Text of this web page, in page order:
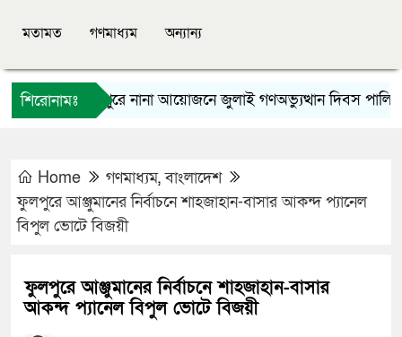
মতামত গণমাধ্যম অন্যান্য
শিরোনামঃফুলপুরে নানা আয়োজনে জুলাই গণঅভ্যুত্থান দিবস পালিত
Home গণমাধ্যম,বাংলাদেশ
ফুলপুরে আঞ্জুমানের নির্বাচনে শাহজাহান-বাসার আকন্দ প্যানেল
বিপুল ভোটে বিজয়ী
ফুলপুরে আঞ্জুমানের নির্বাচনে শাহজাহান-বাসার
আকন্দ প্যানেল বিপুল ভোটে বিজয়ী